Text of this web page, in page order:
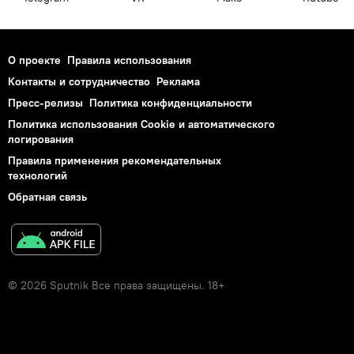
О проекте Правила использования
Контакты и сотрудничество Реклама
Пресс-релизы Политика конфиденциальности
Политика использования Cookie и автоматического
логирования
Правила применения рекомендательных
технологий
Обратная связь
© 2026 Sputnik Все права защищены. 18+